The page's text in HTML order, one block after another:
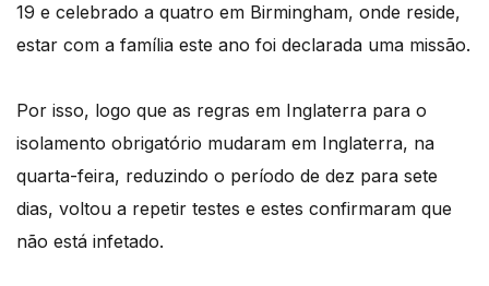
19 e celebrado a quatro em Birmingham, onde reside,
estar com a família este ano foi declarada uma missão.
Por isso, logo que as regras em Inglaterra para o
isolamento obrigatório mudaram em Inglaterra, na
quarta-feira, reduzindo o período de dez para sete
dias, voltou a repetir testes e estes confirmaram que
não está infetado.